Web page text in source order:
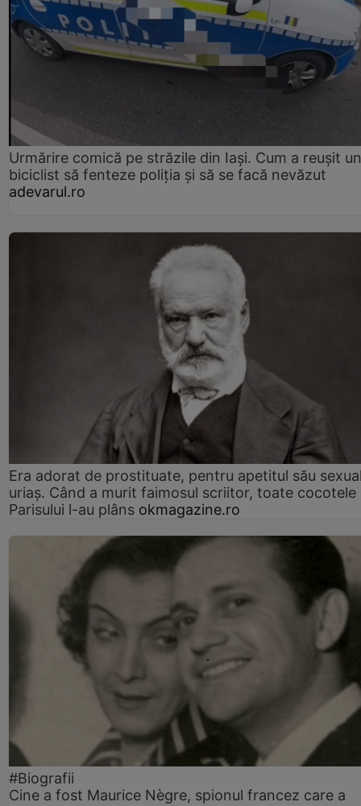
Urmărire comică pe străzile din Iași. Cum a reușit un
biciclist să fenteze poliția și să se facă nevăzut
adevarul.ro
Era adorat de prostituate, pentru apetitul său
uriaș. Când a murit faimosul scriitor, toate cocotele
Parisului l-au plâns okmagazine.ro
#Biografii
Cine a fost Maurice Nègre, spionul francez care a